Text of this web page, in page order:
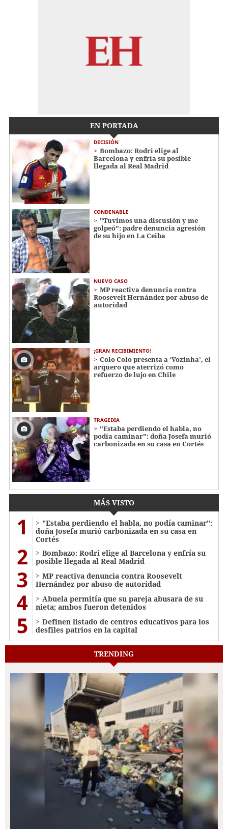
EN PORTADA
DECISIÓN
Bombazo: Rodri elige al
Barcelona y enfría su posible
llegada al Real Madrid
CONDENABLE
"Tuvimos una discusión y me
golpeó": padre denuncia agresión
de su hijo en La Ceiba
NUEVO CASO
MP reactiva denuncia contra
Roosevelt Hernández por abuso de
autoridad
¡GRAN RECIBIMIENTO!
Colo Colo presenta a ‘Vozinha’, el
arquero que aterrizó como
refuerzo de lujo en Chile
TRAGEDIA
"Estaba perdiendo el habla, no
podía caminar": doña Josefa murió
carbonizada en su casa en Cortés
MÁS VISTO
1
"Estaba perdiendo el habla, no podía caminar":
doña Josefa murió carbonizada en su casa en
Cortés
2
Bombazo: Rodri elige al Barcelona y enfría su
posible llegada al Real Madrid
3
MP reactiva denuncia contra Roosevelt
Hernández por abuso de autoridad
4
Abuela permitía que su pareja abusara de su
nieta; ambos fueron detenidos
5
Definen listado de centros educativos para los
desfiles patrios en la capital
TRENDING